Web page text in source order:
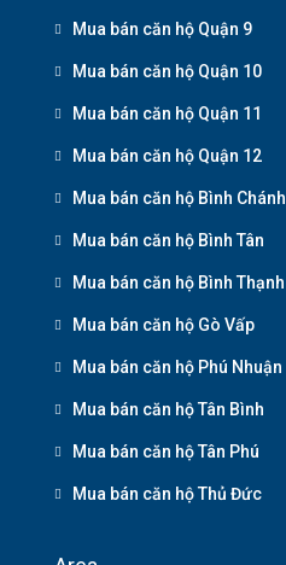
Mua bán căn hộ Quận 9
Mua bán căn hộ Quận 10
Mua bán căn hộ Quận 11
Mua bán căn hộ Quận 12
Mua bán căn hộ Bình Chánh
Mua bán căn hộ Bình Tân
Mua bán căn hộ Bình Thạnh
Mua bán căn hộ Gò Vấp
Mua bán căn hộ Phú Nhuận
Mua bán căn hộ Tân Bình
Mua bán căn hộ Tân Phú
Mua bán căn hộ Thủ Đức